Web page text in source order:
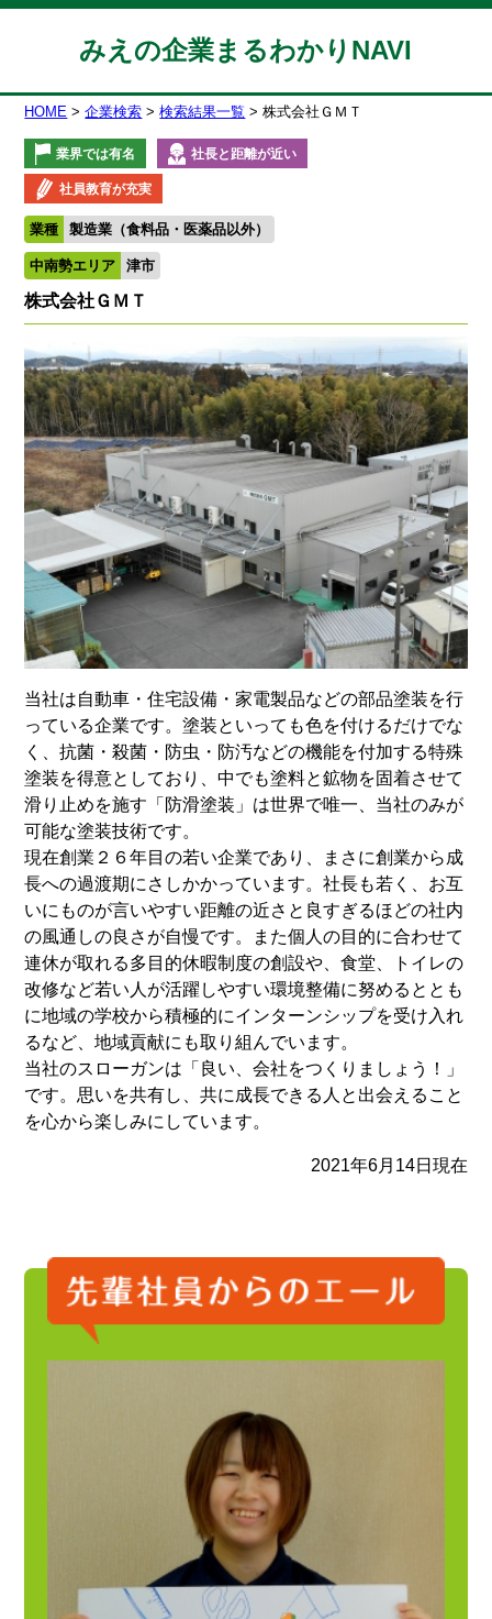
みえの企業まるわかりNAVI
HOME 企業検索 検索結果一覧 株式会社ＧＭＴ
業界では有名 社長と距離が近い
社員教育が充実
業種 製造業（食料品・医薬品以外）
中南勢エリア 津市
株式会社ＧＭＴ
当社は自動車・住宅設備・家電製品などの部品塗装を行
っている企業です。塗装といっても色を付けるだけでな
く、抗菌・殺菌・防虫・防汚などの機能を付加する特殊
塗装を得意としており、中でも塗料と鉱物を固着させて
滑り止めを施す「防滑塗装」は世界で唯一、当社のみが
可能な塗装技術です。
現在創業２６年目の若い企業であり、まさに創業から成
長への過渡期にさしかかっています。社長も若く、お互
いにものが言いやすい距離の近さと良すぎるほどの社内
の風通しの良さが自慢です。また個人の目的に合わせて
連休が取れる多目的休暇制度の創設や、食堂、トイレの
改修など若い人が活躍しやすい環境整備に努めるととも
に地域の学校から積極的にインターンシップを受け入れ
るなど、地域貢献にも取り組んでいます。
当社のスローガンは「良い、会社をつくりましょう！」
です。思いを共有し、共に成長できる人と出会えること
を心から楽しみにしています。
2021年6月14日現在